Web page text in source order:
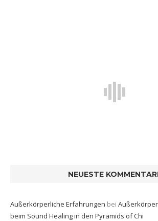
NEUESTE
Außerkörperliche Erfahrungen bei
beim Sound Healing in den Pyramids of Chi